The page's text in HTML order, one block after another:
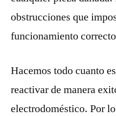
obstrucciones que
funcionamiento
Hacemos todo cuanto
reactivar de manera
electrodoméstico. Por